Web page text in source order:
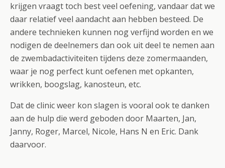
krijgen vraagt toch best veel oefening, vandaar dat we
daar relatief veel aandacht aan hebben besteed. De
andere technieken kunnen nog verfijnd worden en we
nodigen de deelnemers dan ook uit deel te nemen aan
de zwembadactiviteiten tijdens deze zomermaanden,
waar je nog perfect kunt oefenen met opkanten,
wrikken, boogslag, kanosteun, etc.
Dat de clinic weer kon slagen is vooral ook te danken
aan de hulp die werd geboden door Maarten, Jan,
Janny, Roger, Marcel, Nicole, Hans N en Eric. Dank
daarvoor.